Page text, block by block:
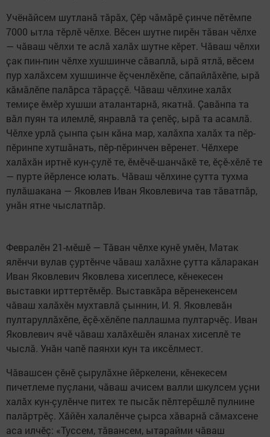
Учёнăйсем шутланă тăрăх, Ҫӗр чăмăрӗ ҫинче пӗтӗмпе
7000 ытла тӗрлӗ чӗлхе. Вӗсен шутне пирӗн тăван чӗлхе
— чăваш чӗлхи те аслă халăх шутне кӗрет. Чăваш чӗлхи
ҫак пин-пин чӗлхе хушшинче сăваплă, ырă ятлă, вӗсем
пур халăхсем хушшинче ӗçченлӗхӗпе, сăпайлăхӗпе, ырă
кăмăлӗпе палăрса тăраççӗ. Чăваш чӗлхине халăх
темиҫе ӗмӗр хушши аталантарнă, якатнă. Ҫавăнпа та
вăл пуян та илемлӗ, янравлă та ҫепӗҫ, ырă та асамлă.
Чӗлхе урлă çынпа çын кăна мар, халăхпа халăх та пӗр-
пӗринпе хутшăнать, пӗр-пӗринчен вӗренет. Чӗлхере
халăхăн иртнӗ кун-çулӗ те, ӗмӗчӗ-шанчăкӗ те, ӗçӗ-хӗлӗ те
— пурте йӗрленсе юлать. Чăваш чӗлхине çутта тухма
пулăшакана — Яковлев Иван Яковлевича тав тăватпăр,
унăн ятне чыслатпăр.
Февралӗн 21-мӗшӗ — Тăван чӗлхе кунӗ умӗн, Матак
ялӗнчи вулав çуртӗнче чăваш халăхне ҫутта кăларакан
Иван Яковлевич Яковлева хисеплесе, кӗнекесен
выставки ирттертӗмӗр. Выставкăра вӗренекенсем
чăваш халăхӗн мухтавлă çыннин, И. Я. Яковлевăн
пултаруллăхӗпе, ӗçӗ-хӗлӗпе паллашма пултарчӗç. Иван
Яковлевич ячӗ чăваш халăхӗшӗн яланах хисеплӗ те
чыслă. Унăн чапӗ паянхи кун та иксӗлмест.
Чăвашсен çӗнӗ çырулăхне йӗркелени, кӗнекесем
пичетлеме пуçлани, чăваш ачисем валли шкулсем уçни
халăх кун-çулӗнче питех те пысăк пӗлтерӗшлӗ пулнине
палăртрӗç. Хăйӗн халалӗнче çырса хăварнă сăмахсене
аса илчӗç: «Туссем, тӑвансем, ытарайми чăваш